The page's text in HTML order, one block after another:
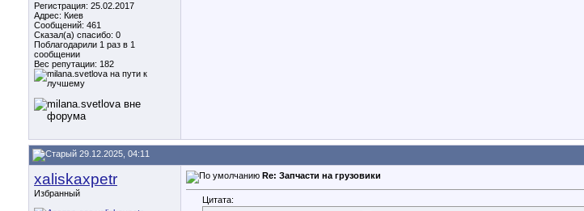
Регистрация: 25.02.2017
Адрес: Киев
Сообщений: 461
Сказал(а) спасибо: 0
Поблагодарили 1 раз в 1
сообщении
Вес репутации: 182
29.12.2025, 04:11
xaliskaxpetr
Избранный
Re: Запчасти на грузовики
Цитата: